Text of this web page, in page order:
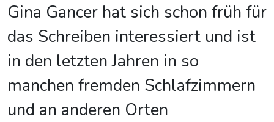
Gina Gancer hat sich schon früh für
das Schreiben interessiert und ist
in den letzten Jahren in so
manchen fremden Schlafzimmern
und an anderen Orten